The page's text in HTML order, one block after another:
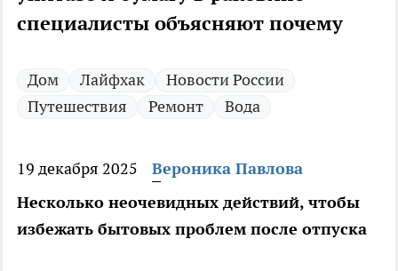
специалисты объясняют почему
Дом Лайфхак
Новости России
Путешествия
Ремонт Вода
19 декабря 2025
Вероника Павлова
Несколько неочевидных действий, чтобы
избежать бытовых проблем после отпуска